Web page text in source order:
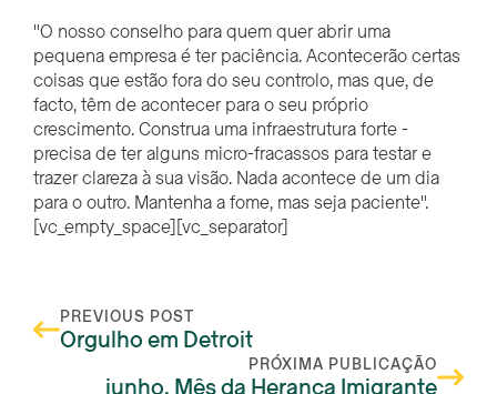
"O nosso conselho para quem quer abrir uma
pequena empresa é ter paciência. Acontecerão certas
coisas que estão fora do seu controlo, mas que, de
facto, têm de acontecer para o seu próprio
crescimento. Construa uma infraestrutura forte -
precisa de ter alguns micro-fracassos para testar e
trazer clareza à sua visão. Nada acontece de um dia
para o outro. Mantenha a fome, mas seja paciente".
[vc_empty_space][vc_separator]
PREVIOUS POST
Orgulho em Detroit
PRÓXIMA PUBLICAÇÃO
junho, Mês da Herança Imigrante